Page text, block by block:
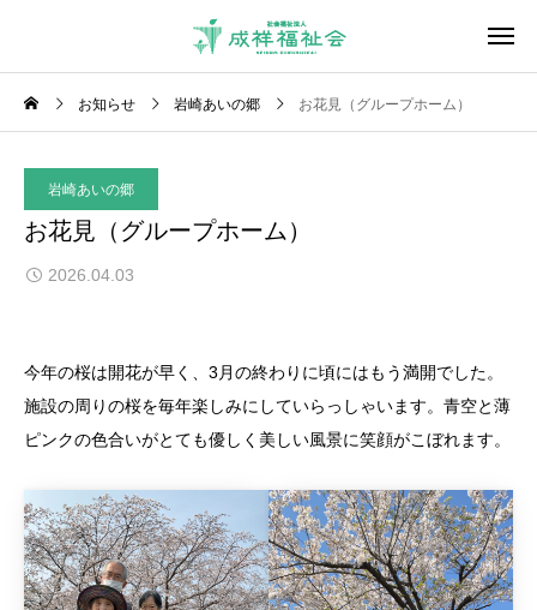
お知らせ 岩崎あいの郷 お花見（グループホーム）
岩崎あいの郷
お花見（グループホーム）
2026.04.03
今年の桜は開花が早く、3月の終わりに頃にはもう満開でした。
施設の周りの桜を毎年楽しみにしていらっしゃいます。青空と薄
ピンクの色合いがとても優しく美しい風景に笑顔がこぼれます。